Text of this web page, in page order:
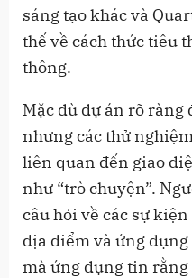
sáng tạo khác và
thế về cách thức tiêu
thông.
Mặc dù dự án rõ ràng
nhưng các thử
liên quan đến giao
như “trò chuyện”.
câu hỏi về các sự
địa điểm và ứng
mà ứng dụng tin rằng